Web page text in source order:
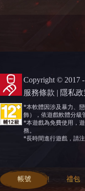
Copyright © 2017
服務條款 | 隱私
*本軟體因涉及暴力、
飾），依遊戲軟體分級
*本遊戲為免費使用，
務。
*長時間進行遊戲，請
帳號 禮包